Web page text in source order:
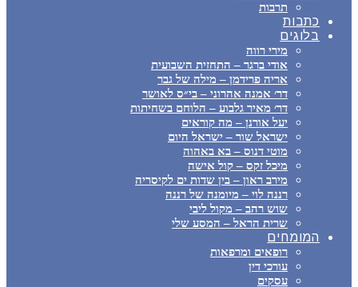
תרבות
כתבות
בלוגים
מירי רווה
אודי ברגר – התחזית השבועית
אריה פרידמן – מילה של גבר
דר׳ אמנה אהרוני – בי״ס לאושר
דר׳ מאיר גלבוע – הלוחם בשחיתות
יעל אורנן – מה קוראים
ישראל שור – ישראל היום
מוטי דנוס – בא באהוה
מיכל זקס – קול אישה
מירב ראון – בין שדות ים לקיסריה
רננה לוי – מיומנה של רננה
שוש רהב – מקול ליבי
שרית הראל – המסע שלי
המומחים
רופאים ומרפאות
עורכי דין
עסקים